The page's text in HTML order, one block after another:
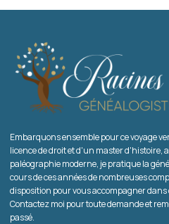
Embarquons ensemble pour ce voyage
licence de droit et d'un master d'histoire,
paléographie moderne, je pratique la
cours de ces années de nombreuses
disposition pour vous accompagner
Contactez moi pour toute demande et
passé.